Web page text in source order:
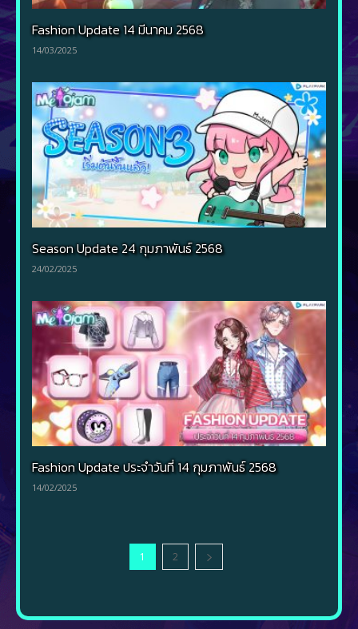
Fashion Update 14 มีนาคม 2568
14/03/2025
Season Update 24 กุมภาพันธ์ 2568
24/02/2025
Fashion Update ประจำวันที่ 14 กุมภาพันธ์ 2568
14/02/2025
1 2